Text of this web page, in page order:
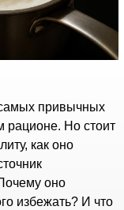
привычных
рационе. Но стоит
как оно
оно
избежать? И что